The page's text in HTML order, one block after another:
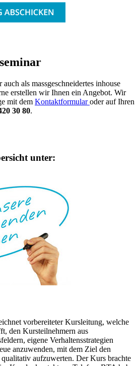
als massgeschneidertes inhouse
erstellen wir Ihnen ein Angebot. Wir
mit dem Kontaktformularoder auf Ihren
30 80.
unter:
vorbereiteter Kursleitung, welche
den Kursteilnehmern aus
eigene Verhaltensstrategien
anzuwenden, mit dem Ziel den
aufzuwerten. Der Kurs brachte